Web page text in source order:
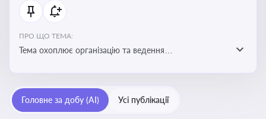
ПРО ЩО ТЕМА:
Тема охоплює організацію та ведення
Головне за добу (AI) Усі публікації